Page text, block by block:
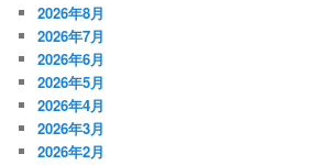
2026年8月
2026年7月
2026年6月
2026年5月
2026年4月
2026年3月
2026年2月